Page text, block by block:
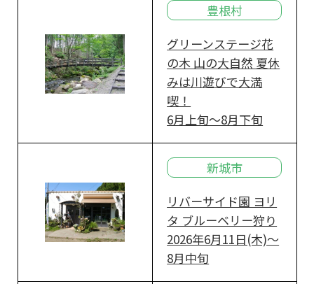
豊根村
グリーンステージ花
の木 山の大自然 夏休
みは川遊びで大満
喫！
6月上旬～8月下旬
新城市
リバーサイド園 ヨリ
タ ブルーベリー狩り
2026年6月11日(木)～
8月中旬